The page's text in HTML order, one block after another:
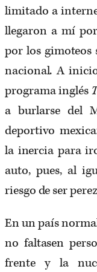
limitado a
llegaron a mí
por los gimoteos
nacional. A
programa inglés
a burlarse del
deportivo
la inercia para
auto, pues, al
riesgo de ser
En un país
no faltasen
frente y la